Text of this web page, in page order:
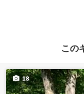
この
18